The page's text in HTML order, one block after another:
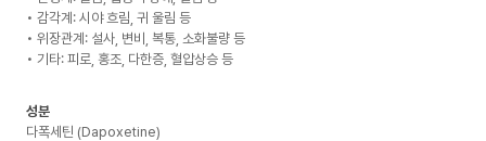
• 감각계: 시야 흐림, 귀 울림 등
• 위장관계: 설사, 변비, 복통, 소화불량 등
• 기타: 피로, 홍조, 다한증, 혈압상승 등
성분
다폭세틴 (Dapoxetine)